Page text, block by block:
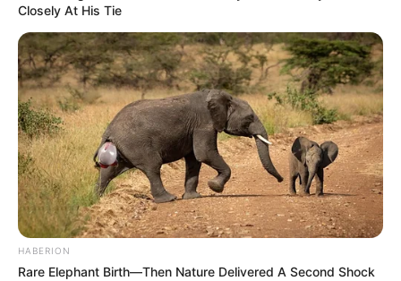
Closely At His Tie
HABERION
Rare Elephant Birth—Then Nature Delivered A Second Shock